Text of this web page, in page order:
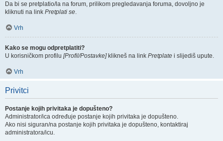
Da bi se pretplatio/la na forum, prilikom pregledavanja foruma, dovoljno je
kliknuti na link Pretplati se.
Vrh
Kako se mogu odpretplatiti?
U korisničkom profilu [Profil/Postavke]klikneš na link Pretplate i slijediš upute.
Vrh
Privitci
Postanje kojih privitaka je dopušteno?
Administrator/ica određuje postanje kojih privitaka je dopušteno.
Ako nisi siguran/na postanje kojih privitaka je dopušteno, kontaktiraj
administratora/icu.